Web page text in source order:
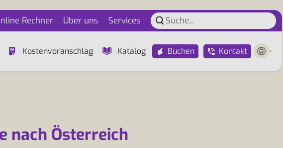
Rechner Über uns Services
Kostenvoranschlag Katalog Buchen Kontakt
nach Österreich